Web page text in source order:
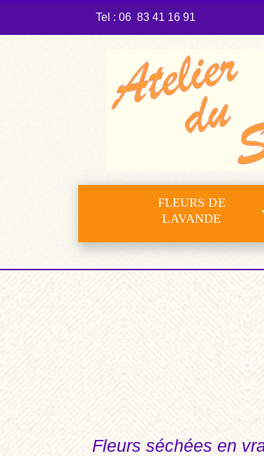
Tel : 06 83 41 16 91
FLEURS DE
LAVANDE
Fleurs séchées en